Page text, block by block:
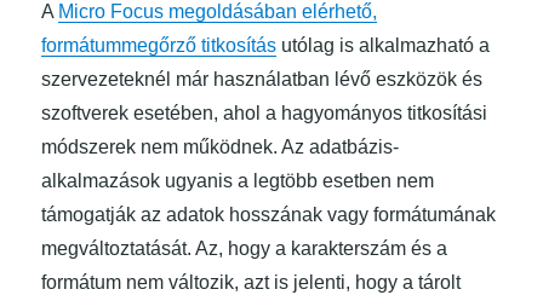
A Micro Focus megoldásában elérhető,
formátummegőrző titkosítás utólag is alkalmazható a
szervezeteknél már használatban lévő eszközök és
szoftverek esetében, ahol a hagyományos titkosítási
módszerek nem működnek. Az adatbázis-
alkalmazások ugyanis a legtöbb esetben nem
támogatják az adatok hosszának vagy formátumának
megváltoztatását. Az, hogy a karakterszám és a
formátum nem változik, azt is jelenti, hogy a tárolt